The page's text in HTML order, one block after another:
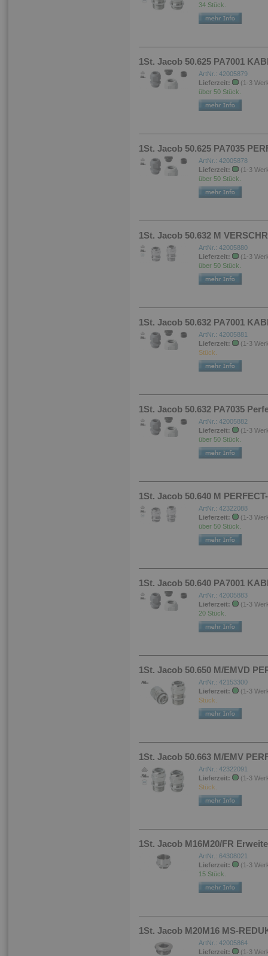
34 Stück.
1St. Jacob 50.625 PA7001
ArtNr.: 42005879
Lieferzeit:
(1-3
über 50 Stück.
1St. Jacob 50.625 PA7035
ArtNr.: 42005878
Lieferzeit:
(1-3
über 50 Stück.
1St. Jacob 50.632 M
ArtNr.: 42005880
Lieferzeit:
(1-3
über 50 Stück.
1St. Jacob 50.632 PA7001
ArtNr.: 42005881
Lieferzeit:
(1-3
Stück.
1St. Jacob 50.632 PA7035
ArtNr.: 42005882
Lieferzeit:
(1-3
über 50 Stück.
1St. Jacob 50.640 M
ArtNr.: 42322088
Lieferzeit:
(1-3
über 50 Stück.
1St. Jacob 50.640 PA7001
ArtNr.: 42005883
Lieferzeit:
(1-3
20 Stück.
1St. Jacob 50.650 M/EMVD
ArtNr.: 42153300
Lieferzeit:
(1-3
Stück.
1St. Jacob 50.663 M/EMV
ArtNr.: 42322091
Lieferzeit:
(1-3
Stück.
1St. Jacob M16M20/FR
ArtNr.: 64308021
Lieferzeit:
(1-3
15 Stück.
1St. Jacob M20M16 MS-
ArtNr.: 42005864
Lieferzeit:
(1-3